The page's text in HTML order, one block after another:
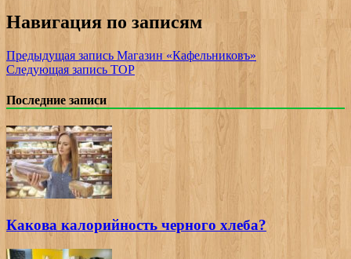
Навигация по записям
Предыдущая запись Магазин «Кафельниковъ»
Следующая запись ТОР
Последние записи
Какова калорийность черного хлеба?